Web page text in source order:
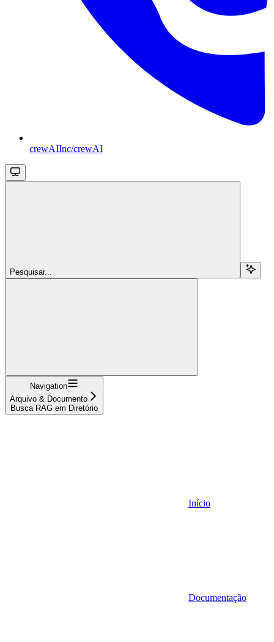
crewAIInc/crewAI
Pesquisar...
Navigation
Arquivo & Documento
Busca RAG em Diretório
Início
Documentação